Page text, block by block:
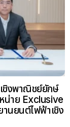
ชิงพาณิชย์ยักษ์
น่าย Exclusive
นยนต์ไฟฟ้าเชิง